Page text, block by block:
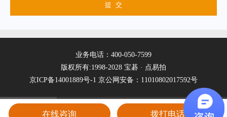
业务电话：400-050-7599
版权所有:1998-2028 宝碁 · 点易拍
京ICP备14001889号-1 京公网安备：11010802017592号
在线咨询 拨打电话